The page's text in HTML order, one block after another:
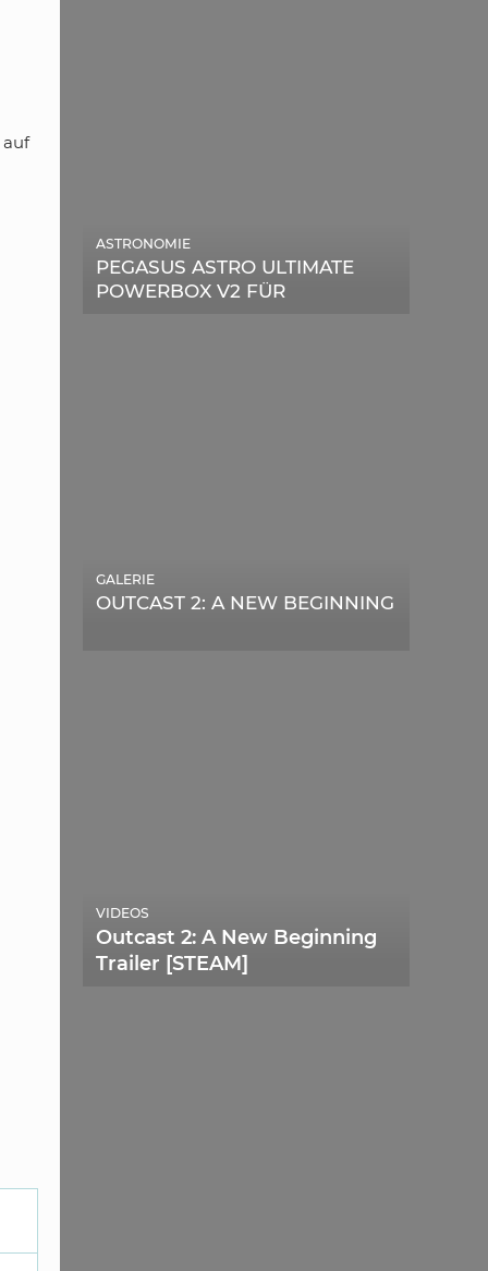
PEGASUS ASTRO ULTIMATE
POWERBOX V2 FÜR
ASTRONOMIE
OUTCAST 2: A NEW BEGINNING
GALERIE
Outcast 2: A New Beginning
Trailer [STEAM]
VIDEOS